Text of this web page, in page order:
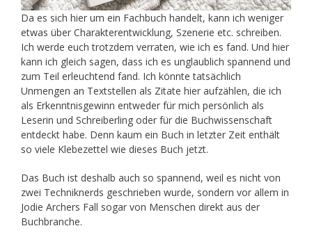
Da es sich hier um ein Fachbuch handelt, kann ich weniger
etwas über Charakterentwicklung, Szenerie etc. schreiben.
Ich werde euch trotzdem verraten, wie ich es fand. Und hier
kann ich gleich sagen, dass ich es unglaublich spannend und
zum Teil erleuchtend fand. Ich könnte tatsächlich
Unmengen an Textstellen als Zitate hier aufzählen, die ich
als Erkenntnisgewinn entweder für mich persönlich als
Leserin und Schreiberling oder für die Buchwissenschaft
entdeckt habe. Denn kaum ein Buch in letzter Zeit enthält
so viele Klebezettel wie dieses Buch jetzt.
Das Buch ist deshalb auch so spannend, weil es nicht von
zwei Techniknerds geschrieben wurde, sondern vor allem in
Jodie Archers Fall sogar von Menschen direkt aus der
Buchbranche.